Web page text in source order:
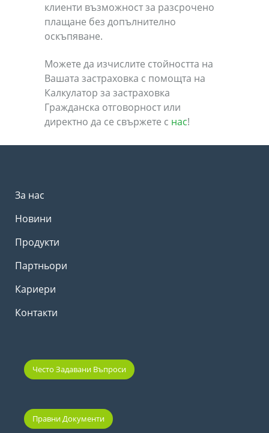
клиенти възможност за разсрочено
плащане без допълнително
оскъпяване.
Можете да изчислите стойността на
Вашата застраховка с помощта на
Калкулатор за застраховка
Гражданска отговорност или
директно да се свържете с нас!
За нас
Новини
Продукти
Партньори
Кариери
Контакти
Често Задавани Въпроси
Правни Документи